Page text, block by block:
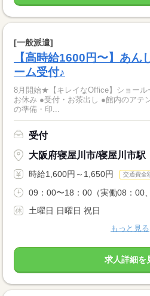
[一般派遣]
【高時給1600円〜】あ
ーム受付♪
8月開始★【キレイなOffice】ショー
お休み ●受付・お茶出し ●館内のアテンド（マニュアルあり） ●見学
の準備・印...
受付
大阪府寝屋川市/寝屋川市駅
時給1,600円～1,650円 交通費全
09：00〜18：00（実働08：00
土曜日 日曜日 祝日
もっと見る
求人詳細を